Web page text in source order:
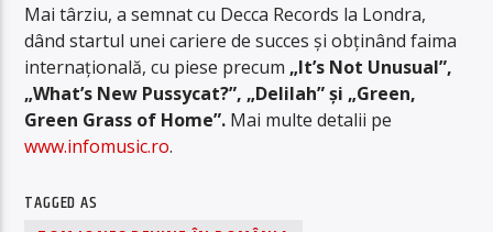
Mai târziu, a semnat cu Decca Records la Londra,
dând startul unei cariere de succes și obținând faima
internațională, cu piese precum „It’s Not Unusual”,
„What’s New Pussycat?”, „Delilah” și „Green,
Green Grass of Home”. Mai multe detalii pe
www.infomusic.ro.
TAGGED AS